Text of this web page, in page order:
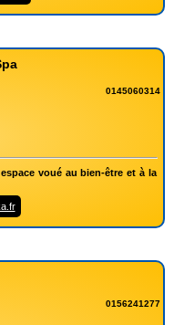
0145060314
voué au bien-être et à la
0156241277